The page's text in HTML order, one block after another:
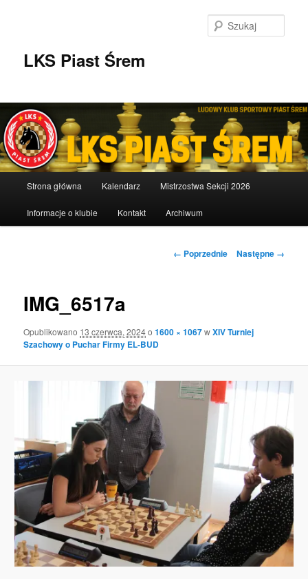
LKS Piast Śrem
Strona główna Kalendarz Mistrzostwa Sekcji 2026
Informacje o klubie Kontakt Archiwum
Nawigacja
← Poprzednie Następne →
IMG_6517a
Opublikowano 13 czerwca, 2024o1600 × 1067wXIV Turniej
Szachowy o Puchar Firmy EL-BUD